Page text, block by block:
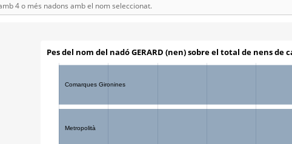
4 o més nadons amb el nom seleccionat.